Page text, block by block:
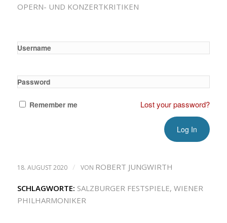
OPERN- UND KONZERTKRITIKEN
Username
Password
Remember me Lost your password?
18. AUGUST 2020 / VON ROBERT JUNGWIRTH
SCHLAGWORTE: SALZBURGER FESTSPIELE, WIENER
PHILHARMONIKER